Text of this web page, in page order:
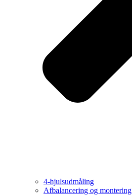
4-hjulsudmåling
Afbalancering og montering